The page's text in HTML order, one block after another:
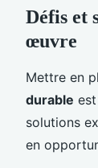
Défis et
œuvre
Mettre en
durable
solutions
en